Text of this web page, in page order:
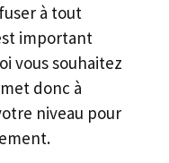
à tout
important
vous souhaitez
donc à
niveau pour